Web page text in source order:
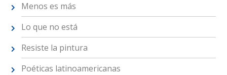
Menos es más
Lo que no está
Resiste la pintura
Poéticas latinoamericanas